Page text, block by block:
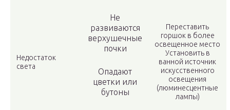
Недостаток
света
Не
развиваются
верхушечные
почки
Опадают
цветки или
бутоны
Переставить
горшок в более
освещенное место
Установить в
ванной источник
искусственного
освещения
(люминесцентные
лампы)